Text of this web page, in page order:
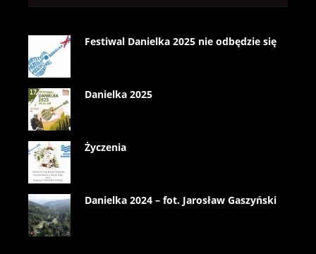
Festiwal Danielka 2025 nie odbędzie się
Danielka 2025
Życzenia
Danielka 2024 – fot. Jarosław Gaszyński